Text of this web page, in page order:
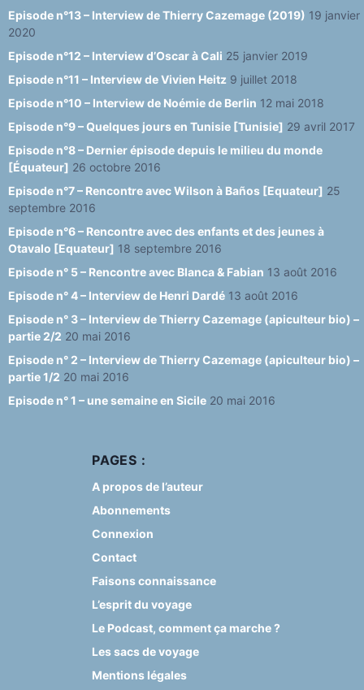
Episode n°13 – Interview de Thierry Cazemage (2019) 19 janvier
2020
Episode n°12 – Interview d’Oscar à Cali 25 janvier 2019
Episode n°11 – Interview de Vivien Heitz 9 juillet 2018
Episode n°10 – Interview de Noémie de Berlin 12 mai 2018
Episode n°9 – Quelques jours en Tunisie [Tunisie] 29 avril 2017
Episode n°8 – Dernier épisode depuis le milieu du monde
[Équateur] 26 octobre 2016
Episode n°7 – Rencontre avec Wilson à Baños [Equateur] 25
septembre 2016
Episode n°6 – Rencontre avec des enfants et des jeunes à
Otavalo [Equateur] 18 septembre 2016
Episode n° 5 – Rencontre avec Blanca & Fabian 13 août 2016
Episode n° 4 – Interview de Henri Dardé 13 août 2016
Episode n° 3 – Interview de Thierry Cazemage (apiculteur bio) –
partie 2/2 20 mai 2016
Episode n° 2 – Interview de Thierry Cazemage (apiculteur bio) –
partie 1/2 20 mai 2016
Episode n° 1 – une semaine en Sicile 20 mai 2016
PAGES :
A propos de l’auteur
Abonnements
Connexion
Contact
Faisons connaissance
L’esprit du voyage
Le Podcast, comment ça marche ?
Les sacs de voyage
Mentions légales